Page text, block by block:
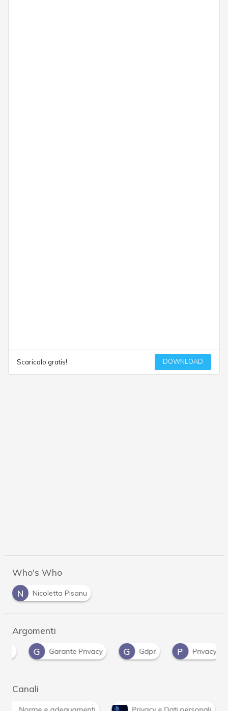
Scaricalo gratis! DOWNLOAD
Who's Who
N
Nicoletta Pisanu
Argomenti
Garante Privacy Gdpr Privacy
Canali